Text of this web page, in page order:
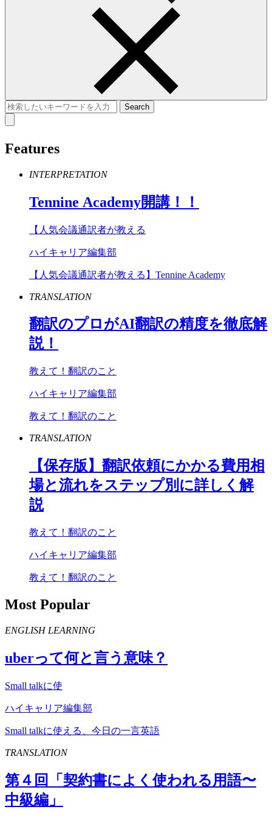
Features
INTERPRETATION
Tennine Academy開講！！
【人気会議通訳者が教える
ハイキャリア編集部
【人気会議通訳者が教える】Tennine Academy
TRANSLATION
翻訳のプロがAI翻訳の精度を徹底解
説！
教えて！翻訳のこと
ハイキャリア編集部
教えて！翻訳のこと
TRANSLATION
【保存版】翻訳依頼にかかる費用相
場と流れをステップ別に詳しく解
説
教えて！翻訳のこと
ハイキャリア編集部
教えて！翻訳のこと
Most Popular
ENGLISH LEARNING
uberって何と言う意味？
Small talkに使
ハイキャリア編集部
Small talkに使える、今日の一言英語
TRANSLATION
第４回「契約書によく使われる用語〜
中級編」